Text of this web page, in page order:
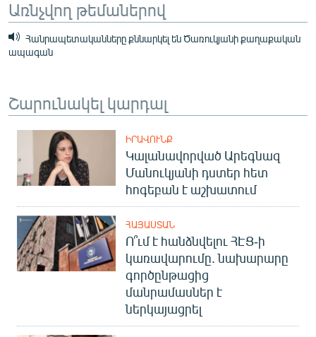
Առնչվող թեմաներով
Հանրապետականները քննարկել են Ծառուկյանի քաղաքական
ապագան
Շարունակել կարդալ
ԻՐԱՎՈՒՆՔ
Կալանավորված Արեգնազ
Մանուկյանի դստեր հետ
հոգեբան է աշխատում
ՀԱՅԱՍՏԱՆ
Ո՞ւմ է հանձնվելու ՀԷՑ-ի
կառավարումը. նախարարը
գործընթացից
մանրամասներ է
ներկայացրել